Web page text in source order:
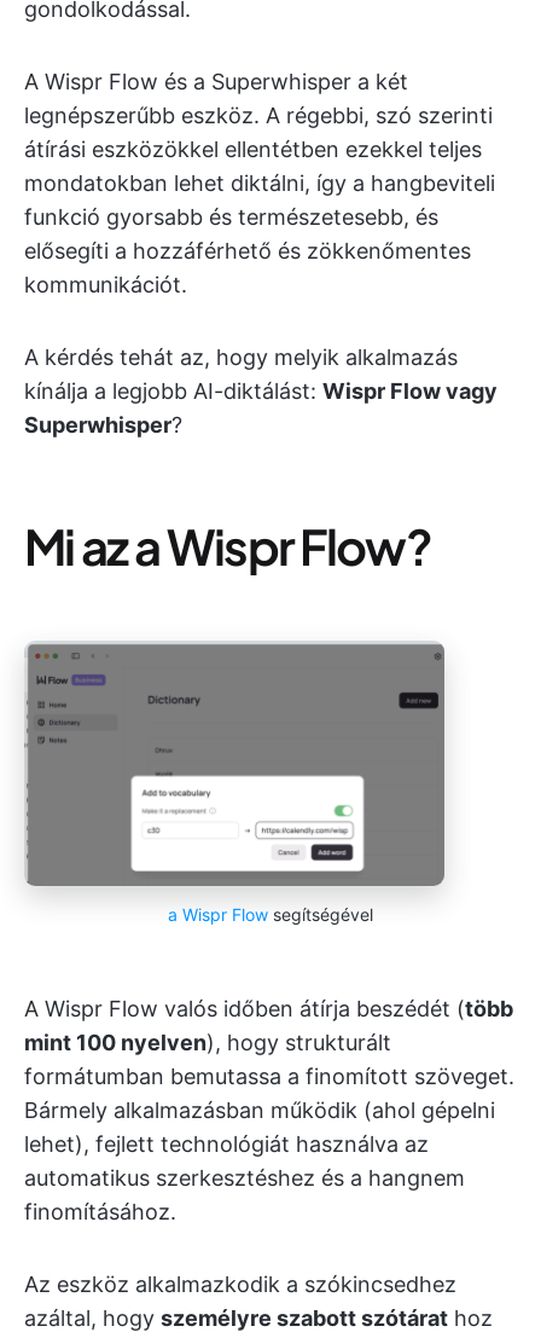
gondolkodással.
A Wispr Flow és a Superwhisper a két
legnépszerűbb eszköz. A régebbi, szó szerinti
átírási eszközökkel ellentétben ezekkel teljes
mondatokban lehet diktálni, így a hangbeviteli
funkció gyorsabb és természetesebb, és
elősegíti a hozzáférhető és zökkenőmentes
kommunikációt.
A kérdés tehát az, hogy melyik alkalmazás
kínálja a legjobb AI-diktálást: Wispr Flow vagy
Superwhisper?
Mi az a Wispr Flow?
a Wispr Flow segítségével
A Wispr Flow valós időben átírja beszédét (több
mint 100 nyelven), hogy strukturált
formátumban bemutassa a finomított szöveget.
Bármely alkalmazásban működik (ahol gépelni
lehet), fejlett technológiát használva az
automatikus szerkesztéshez és a hangnem
finomításához.
Az eszköz alkalmazkodik a szókincsedhez
azáltal, hogy személyre szabott szótárat hoz